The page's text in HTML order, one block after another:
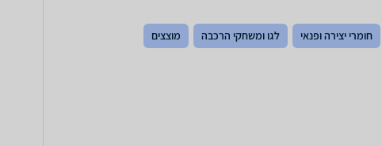
חומרי יצירה ופנאי לגו ומשחקי הרכבה מוצצים